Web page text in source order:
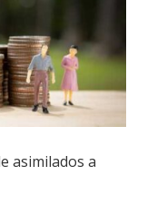
asimilados a